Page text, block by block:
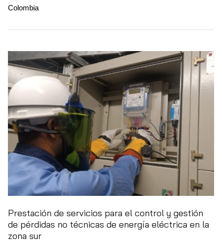
Colombia
Prestación de servicios para el control y gestión
de pérdidas no técnicas de energía eléctrica en la
zona sur